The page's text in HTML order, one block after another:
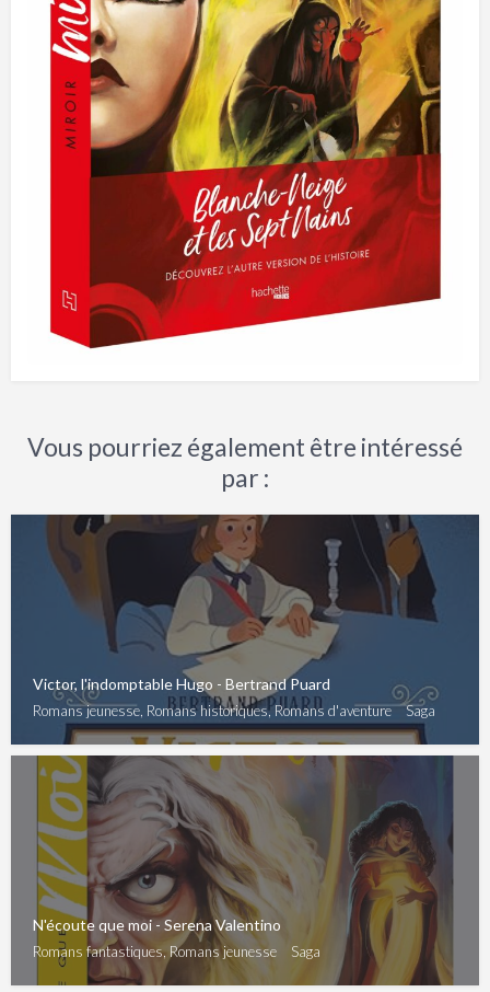
Vous pourriez également être intéressé
par :
Victor, l'indomptable Hugo - Bertrand Puard
Romans jeunesse, Romans historiques, Romans d'aventure Saga
N'écoute que moi - Serena Valentino
Romans fantastiques, Romans jeunesse Saga